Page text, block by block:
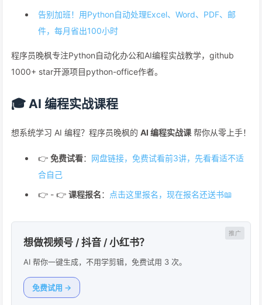
告别加班！用Python自动处理Excel、Word、PDF、邮
件，每月省出100小时
程序员晚枫专注Python自动化办公和AI编程实战教学，github
1000+ star开源项目python-office作者。
🎓 AI 编程实战课程
想系统学习 AI 编程？程序员晚枫的 AI 编程实战课 帮你从零上手！
👉 免费试看： 网盘链接，免费试看前3讲，先看看适不适
合自己
👉 - 👉 课程报名： 点击这里报名，现在报名还送书📖
想做视频号 / 抖音 / 小红书？
AI 帮你一键生成，不用学剪辑，免费试用 3 次。
免费试用 →